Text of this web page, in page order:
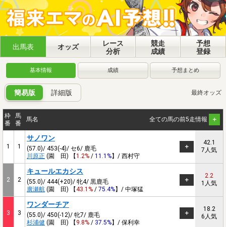
出馬表 オッズ
レース
分析
競走
成績
予想
登録
基本情報 成績 予想まとめ
簡易版 詳細版 最終オッズ
枠
番
馬
番
馬名 全ての馬の前5走情報
1 1
サノワン
(57.0)/ 453(-4)/ セ6/ 鹿毛
川原正 (園 田) 【1.2% / 11.1%】/ 西村守
42.1
7人気
2 2
キュールエカシス
(55.0)/ 444(+20)/ 牝4/ 黒鹿毛
廣瀬航 (園 田) 【43.1% / 75.4%】/ 中塚猛
2.2
1人気
3 3
ワンダーチア
(55.0)/ 450(-12)/ 牝7/ 鹿毛
杉浦健 (園 田) 【 9.8% / 37.5%】/ 保利幸
18.2
6人気